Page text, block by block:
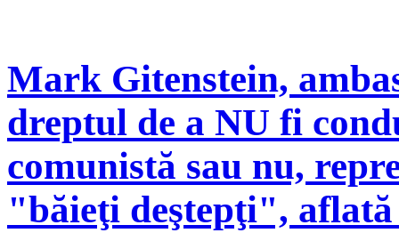
Mark Gitenstein,
dreptul de a NU fi
comunistă sau nu,
"băieţi deştepţi",